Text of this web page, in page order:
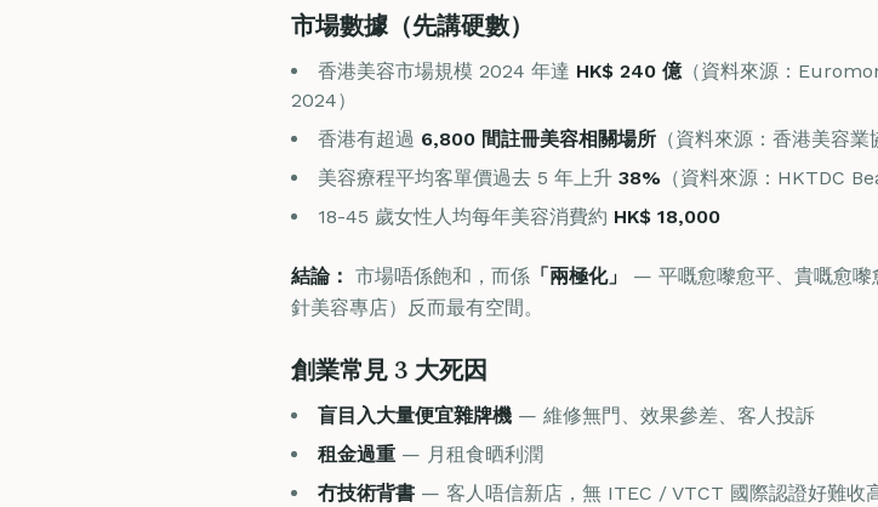
市場數據（先講硬數）
香港美容市場規模 2024 年達 HK$ 240 億（資料來源：
2024）
香港有超過 6,800 間註冊美容相關場所 （資料來源：香港美容
美容療程平均客單價過去 5 年上升 38% （資料來源：HKTDC
18-45 歲女性人均每年美容消費約 HK$ 18,000
結論： 市場唔係飽和，而係 「兩極化」
— 平嘅愈嚟愈平、貴嘅愈嚟
針美容專店）反而最有空間。
創業常見 3 大死因
盲目入大量便宜雜牌機 — 維修無門、效果參差、客人投訴
租金過重 — 月租食晒利潤
冇技術背書 — 客人唔信新店，無 ITEC / VTCT 國際認證好難收